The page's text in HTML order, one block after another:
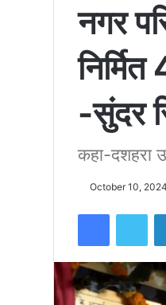
भावना
जगाने
को
15500
उंची
चोटी
नगर
-सुंदर
कहा-दशहरा
October 10, 2024